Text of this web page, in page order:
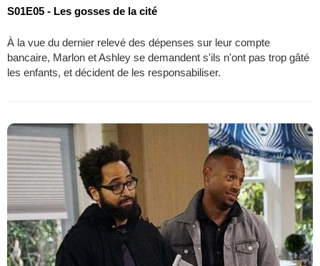
S01E05 - Les gosses de la cité
À la vue du dernier relevé des dépenses sur leur compte
bancaire, Marlon et Ashley se demandent s'ils n'ont pas trop gâté
les enfants, et décident de les responsabiliser.